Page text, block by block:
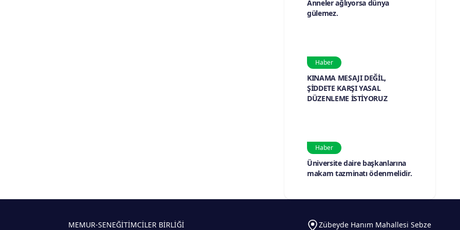
Anneler ağlıyorsa dünya
gülemez.
Haber
KINAMA MESAJI DEĞİL,
ŞİDDETE KARŞI YASAL
DÜZENLEME İSTİYORUZ
Haber
Üniversite daire başkanlarına
makam tazminatı ödenmelidir.
MEMUR-SENEĞİTİMCİLER BİRLİĞİ
Zübeyde Hanım Mahallesi Sebze